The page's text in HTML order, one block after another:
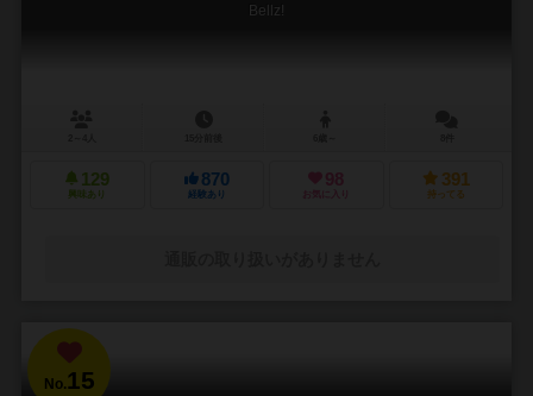
Bellz!
129
興味あり
870
経験あり
98
お気に入り
391
持ってる
No.15